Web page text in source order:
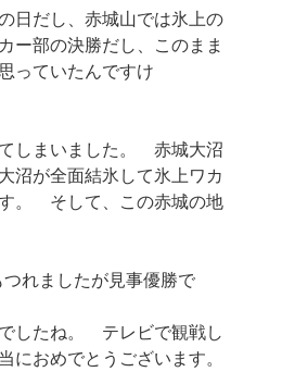
日だし、赤城山では氷上の
ー部の決勝だし、このまま
っていたんですけ
しまいました。 赤城大沼
沼が全面結氷して氷上ワカ
。 そして、この赤城の地
れましたが見事優勝で
したね。 テレビで観戦し
おめでとうございます。